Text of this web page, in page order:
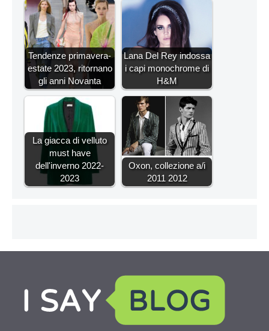
Tendenze primavera-
estate 2023, ritornano
gli anni Novanta
Lana Del Rey indossa
i capi monochrome di
H&M
La giacca di velluto
must have
dell'inverno 2022-
2023
Oxon, collezione a/i
2011 2012